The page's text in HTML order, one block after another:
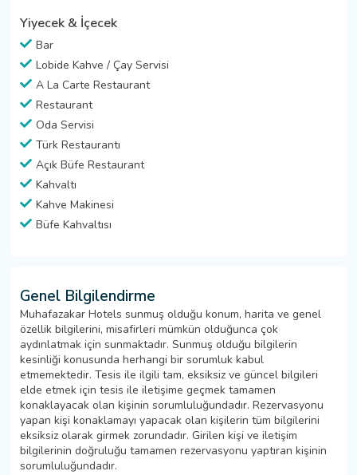
Yiyecek & İçecek
Bar
Lobide Kahve / Çay Servisi
A La Carte Restaurant
Restaurant
Oda Servisi
Türk Restaurantı
Açık Büfe Restaurant
Kahvaltı
Kahve Makinesi
Büfe Kahvaltısı
Genel Bilgilendirme
Muhafazakar Hotels sunmuş olduğu konum, harita ve genel
özellik bilgilerini, misafirleri mümkün olduğunca çok
aydınlatmak için sunmaktadır. Sunmuş olduğu bilgilerin
kesinliği konusunda herhangi bir sorumluk kabul
etmemektedir. Tesis ile ilgili tam, eksiksiz ve güncel bilgileri
elde etmek için tesis ile iletişime geçmek tamamen
konaklayacak olan kişinin sorumluluğundadır. Rezervasyonu
yapan kişi konaklamayı yapacak olan kişilerin tüm bilgilerini
eksiksiz olarak girmek zorundadır. Girilen kişi ve iletişim
bilgilerinin doğruluğu tamamen rezervasyonu yaptıran kişinin
sorumluluğundadır.